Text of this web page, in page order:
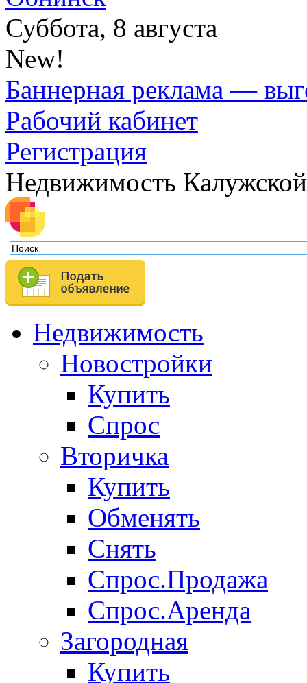
Суббота, 8 августа
New!
Баннерная реклама —
Рабочий кабинет
Регистрация
Недвижимость
Недвижимость
Новостройки
Купить
Спрос
Вторичка
Купить
Обменять
Снять
Спрос.Продажа
Спрос.Аренда
Загородная
Купить